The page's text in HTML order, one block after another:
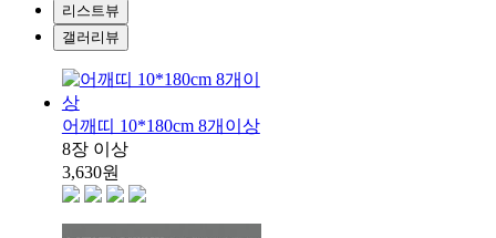
리스트뷰
갤러리뷰
어깨띠 10*180cm 8개이상
8장 이상
3,630원